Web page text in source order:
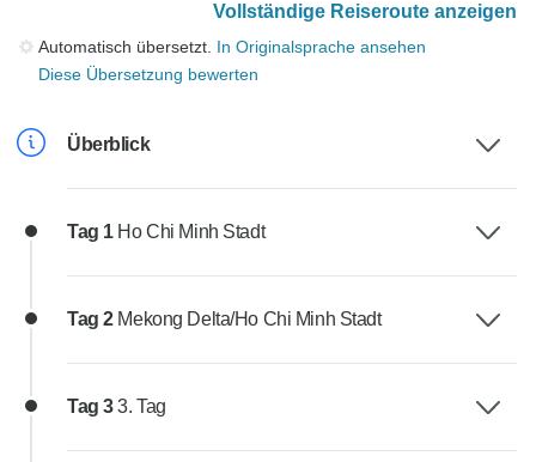
Vollständige Reiseroute anzeigen
Automatisch übersetzt. In Originalsprache ansehen
Diese Übersetzung bewerten
Überblick
Tag 1 Ho Chi Minh Stadt
Tag 2 Mekong Delta/Ho Chi Minh Stadt
Tag 33. Tag